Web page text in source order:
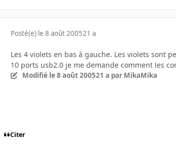
Posté(e) le 8 août 200521 a
Les 4 violets en bas à gauche. Les violets sont
10 ports usb2.0 je me demande comment les
Modifié le 8 août 200521 a par MikaMika
Citer